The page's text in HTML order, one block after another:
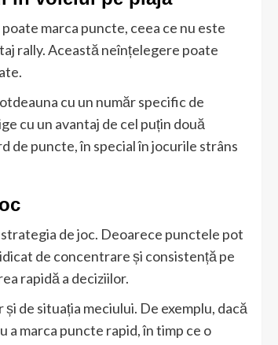
marca puncte, ceea ce nu este
rally. Această neînțelegere poate
cu un număr specific de
cu un avantaj de cel puțin două
de puncte, în special în jocurile strâns
de joc. Deoarece punctele pot
de concentrare și consistență pe
rapidă a deciziilor.
și de situația meciului. De exemplu, dacă
a marca puncte rapid, în timp ce o